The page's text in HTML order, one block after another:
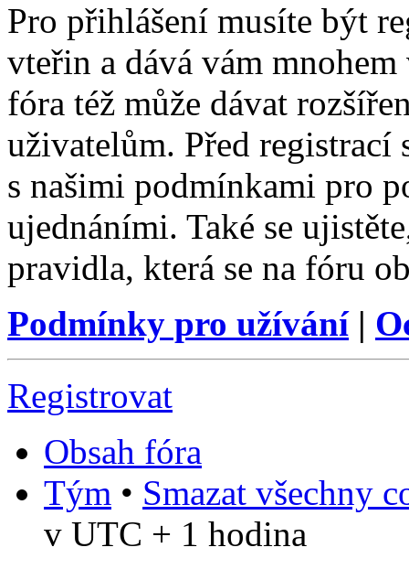
Pro přihlášení musíte být
vteřin a dává vám
fóra též může dávat
uživatelům. Před registrací
s našimi podmínkami pro
ujednáními. Také se
pravidla, která se na fóru
Podmínky pro užívání|
Registrovat
Obsah fóra
Tým • Smazat všechny
v UTC + 1 hodina